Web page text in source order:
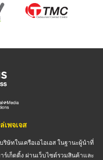
เพจเจส
ษัทในเครือเอไอเอส ในฐานะผู้นำที่
เก็ตติ้ง ผ่านเว็บไซต์รวมสินค้าและ